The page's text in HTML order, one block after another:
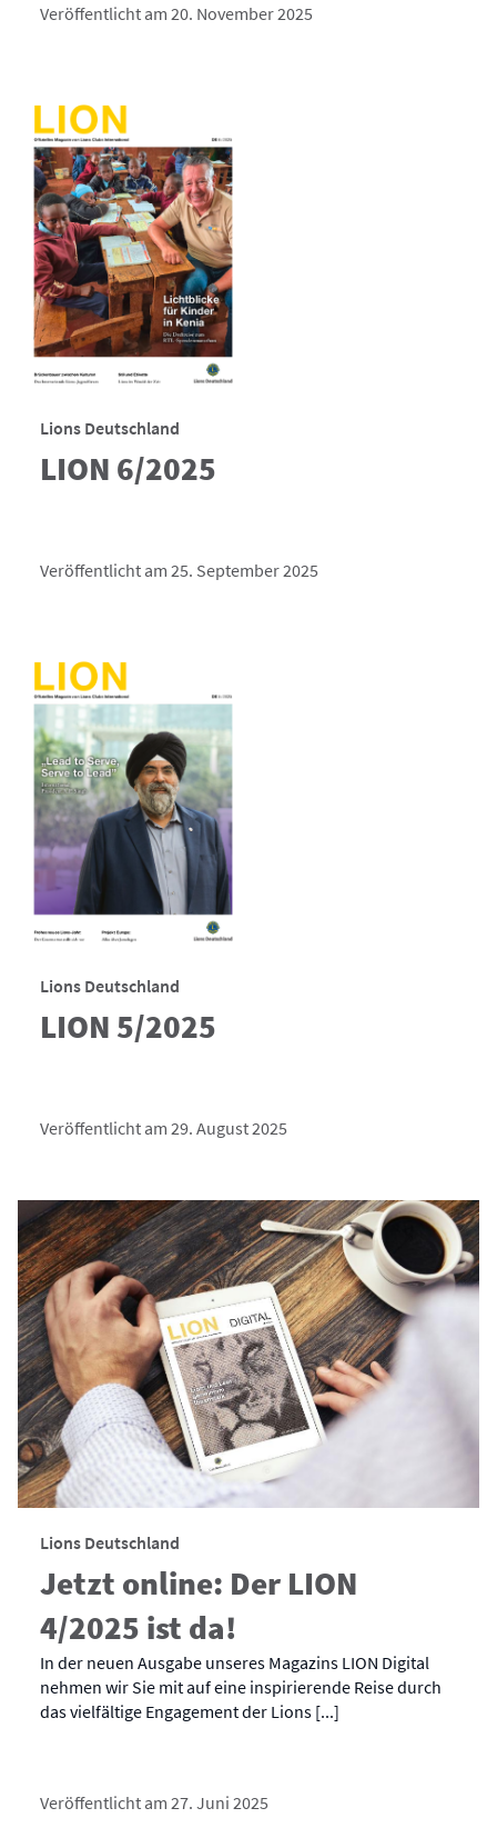
Veröffentlicht am 20. November 2025
Lions Deutschland
LION 6/2025
Veröffentlicht am 25. September 2025
Lions Deutschland
LION 5/2025
Veröffentlicht am 29. August 2025
Lions Deutschland
Jetzt online: Der LION
4/2025 ist da!
In der neuen Ausgabe unseres Magazins LION Digital
nehmen wir Sie mit auf eine inspirierende Reise durch
das vielfältige Engagement der Lions [...]
Veröffentlicht am 27. Juni 2025